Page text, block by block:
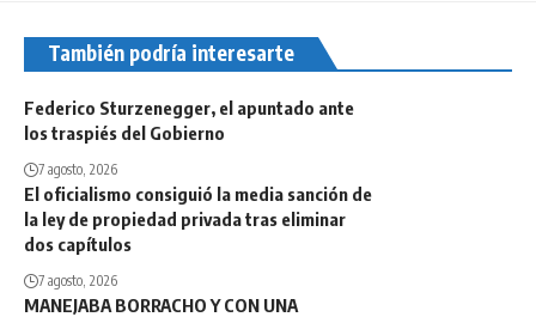
También podría interesarte
Federico Sturzenegger, el apuntado ante
los traspiés del Gobierno
7 agosto, 2026
El oficialismo consiguió la media sanción de
la ley de propiedad privada tras eliminar
dos capítulos
7 agosto, 2026
MANEJABA BORRACHO Y CON UNA